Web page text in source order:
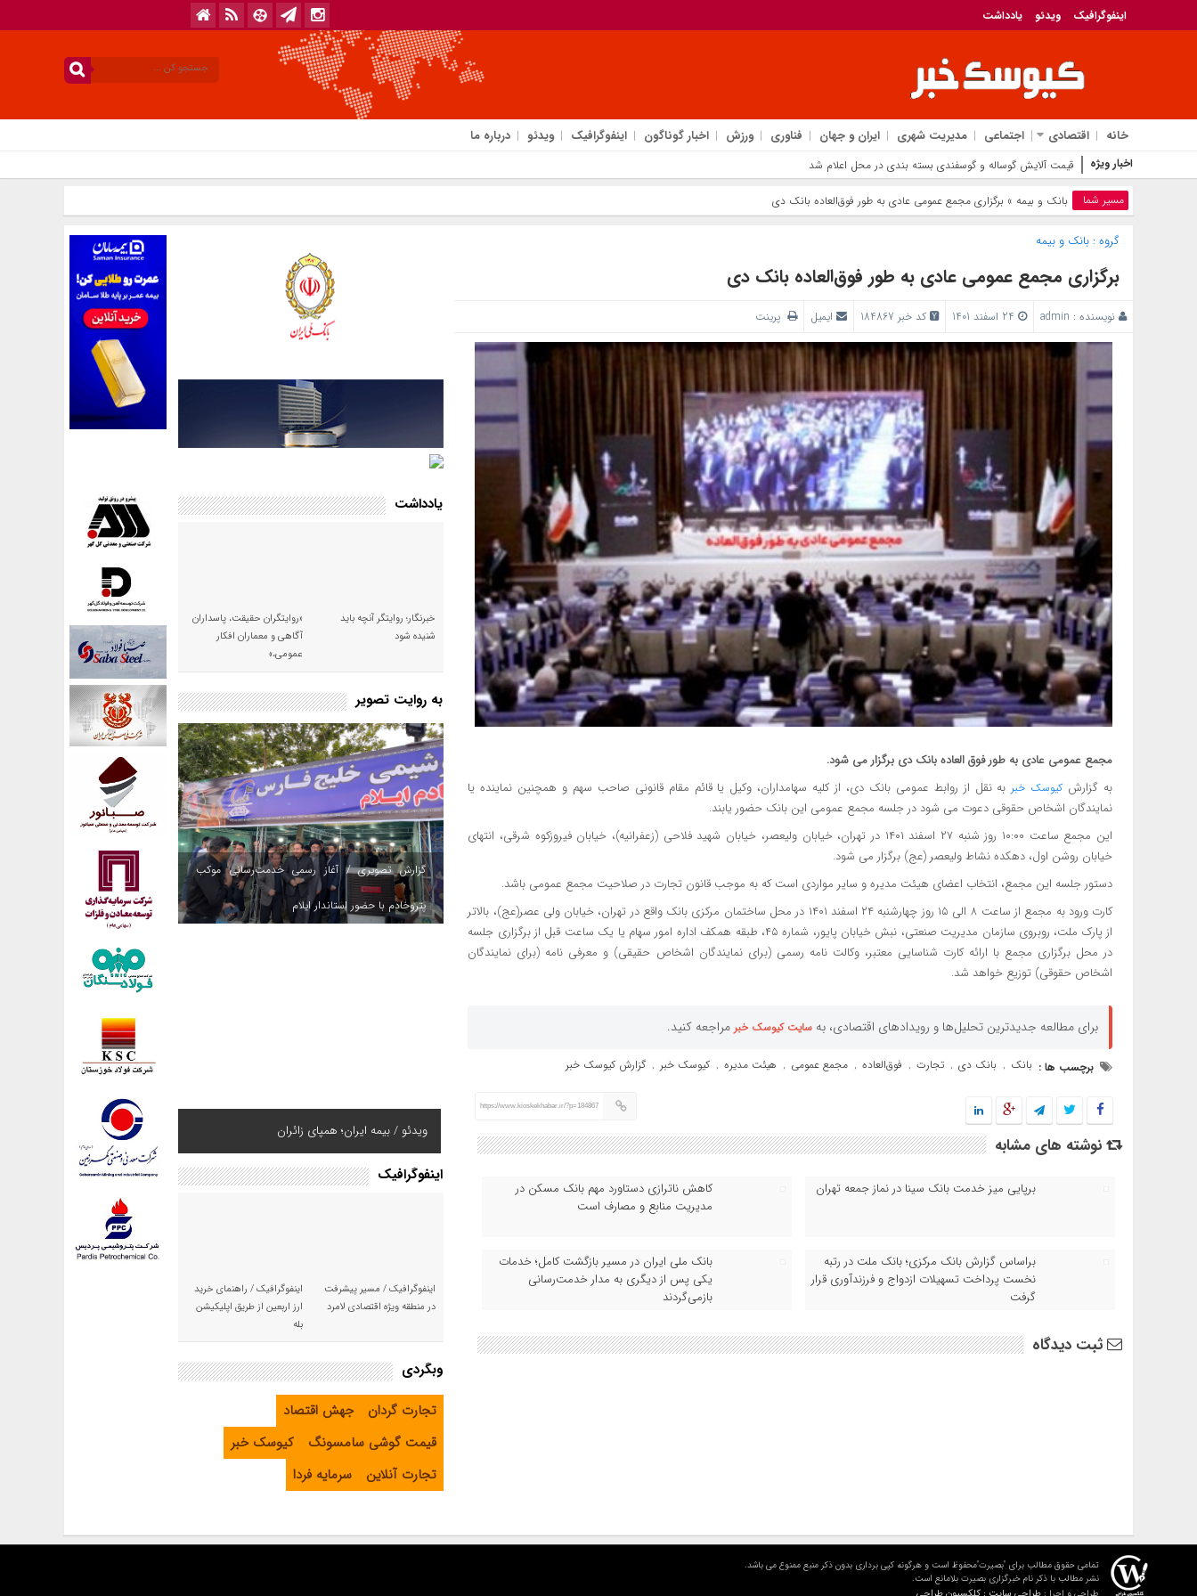
اینفوگرافیک ویدئو یادداشت
خانه اقتصادی اجتماعی مدیریت شهری ایران و جهان فناوری ورزش اخبار گوناگون اینفوگرافیک ویدئو درباره ما
اخبار ویژه قیمت آلایش گوساله و گوسفندی بسته بندی در محل اعلام شد
مسیر شما بانک‌ و بیمه » برگزاری مجمع عمومی عادی به طور فوق‌العاده بانک دی
گروه :بانک‌ و بیمه
برگزاری مجمع عمومی عادی به طور فوق‌العاده بانک دی
نویسنده : admin کد خبر 184867 ایمیل پرینت
مجمع عمومی عادی به طور فوق العاده بانک دی برگزار می شود.
به گزارش کیوسک خبر به نقل از روابط عمومی بانک دی، از کلیه سهامداران، وکیل یا قائم مقام قانونی صاحب سهم و همچنین نماینده یا
نمایندگان اشخاص حقوقی دعوت می شود در جلسه مجمع عمومی این بانک حضور یابند.
این مجمع ساعت ۱۰:۰۰ روز شنبه ۲۷ اسفند ۱۴۰۱ در تهران، خیابان ولیعصر، خیابان شهید فلاحی (زعفرانیه)، خیابان فیروزکوه شرقی، انتهای
خیابان روشن اول، دهکده نشاط ولیعصر (عج) برگزار می شود.
دستور جلسه این مجمع، انتخاب اعضای هیئت‌ مدیره و سایر مواردی است که به موجب قانون تجارت در صلاحیت مجمع عمومی باشد.
کارت ورود به مجمع از ساعت ۸ الی ۱۵ روز چهارشنبه ۲۴ اسفند ۱۴۰۱ در محل ساختمان مرکزی بانک واقع در تهران، خیابان ولی عصر(عج)، بالاتر
از پارک ملت، روبروی سازمان مدیریت صنعتی، نبش خیابان پایور، شماره ۴۵، طبقه همکف اداره امور سهام یا یک ساعت قبل از برگزاری جلسه
در محل برگزاری مجمع با ارائه کارت شناسایی معتبر، وکالت نامه رسمی (برای نمایندگان اشخاص حقیقی) و معرفی نامه (برای نمایندگان
اشخاص حقوقی) توزیع خواهد شد.
برای مطالعه جدیدترین تحلیل‌ها و رویدادهای اقتصادی، به سایت کیوسک خبر مراجعه کنید.
برچسب ها : بانک , بانک دی , تجارت , فوق‌العاده , مجمع عمومی , هیئت‌ مدیره , کیوسک خبر , گزارش کیوسک خبر
https://www.kioskekhabar.ir/?p=184867
نوشته های مشابه
برپایی میز خدمت بانک سینا در نماز جمعه تهران
کاهش ناترازی دستاورد مهم بانک مسکن در
مدیریت منابع و مصارف است
براساس گزارش بانک مرکزی؛ بانک ملت در رتبه
نخست پرداخت تسهیلات ازدواج و فرزندآوری قرار
گرفت
بانک ملی ایران در مسیر بازگشت کامل؛ خدمات
یکی پس از دیگری به مدار خدمت‌رسانی
بازمی‌گردند
ثبت دیدگاه
یادداشت
خبرنگار؛ روایتگر آنچه باید
شنیده شود
«روایتگران حقیقت، پاسداران
آگاهی و معماران افکار
عمومی،»
به روایت تصویر
گزارش تصویری / آغاز رسمی خدمت‌رسانی موکب
پتروخادم با حضور استاندار ایلام
ویدئو / بیمه ایران؛ همپای زائران
اینفوگرافیک
اینفوگرافیک / مسیر پیشرفت
در منطقه ویژه اقتصادی لامرد
اینفوگرافیک / راهنمای خرید
ارز اربعین از طریق اپلیکیشن
بله
وبگردی
تجارت گردان
جهش اقتصاد
قیمت گوشی سامسونگ
کیوسک خبر
تجارت آنلاین
سرمایه فردا
تمامی حقوق مطالب برای "بصیرت"محفوظ است و هرگونه کپی برداری بدون ذکر منبع ممنوع می باشد.
نشر مطالب با ذکر نام خبرگزاری بصیرت بلامانع است.